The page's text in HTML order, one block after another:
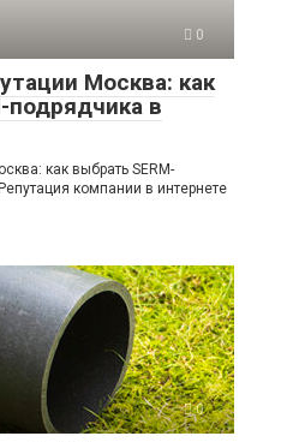
0
Москва: как
подрядчика в
как выбрать SERM-
компании в интернете
0